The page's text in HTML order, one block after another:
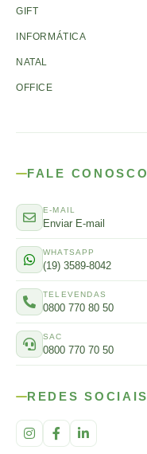
GIFT
INFORMÁTICA
NATAL
OFFICE
FALE CONOSCO
E-MAIL
Enviar E-mail
WHATSAPP
(19) 3589-8042
TELEVENDAS
0800 770 80 50
SAC
0800 770 70 50
REDES SOCIAIS